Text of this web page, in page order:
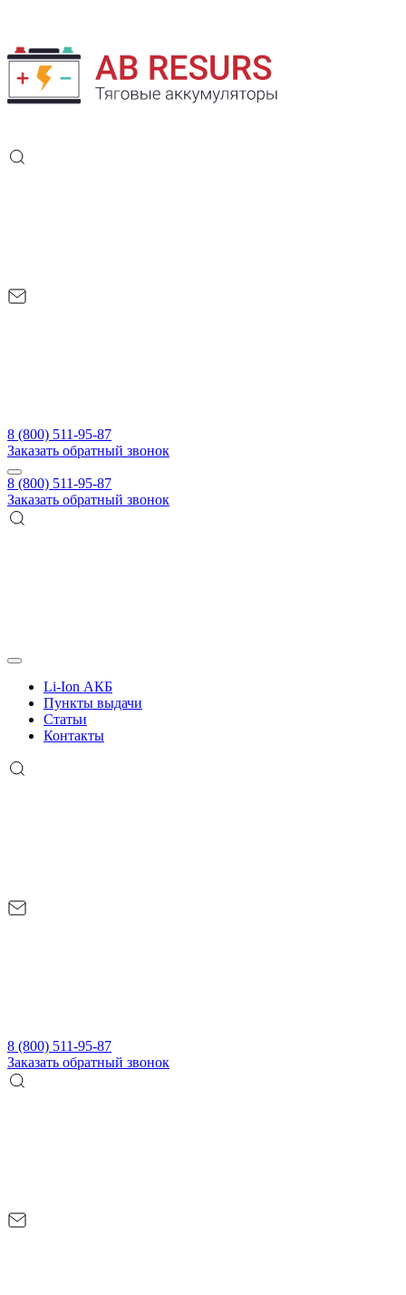
8 (800) 511-95-87
Заказать обратный звонок
8 (800) 511-95-87
Заказать обратный звонок
Li-Ion АКБ
Пункты выдачи
Статьи
Контакты
8 (800) 511-95-87
Заказать обратный звонок